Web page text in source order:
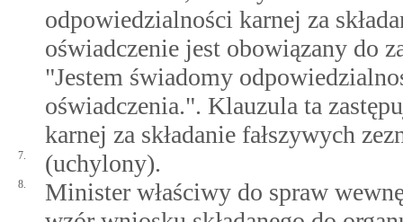
odpowiedzialności karnej za
oświadczenie jest obowiązany do
"Jestem świadomy
oświadczenia.". Klauzula ta
karnej za składanie fałszywych
7. (uchylony).
8.
Minister właściwy do spraw